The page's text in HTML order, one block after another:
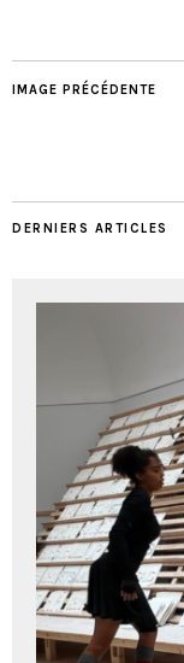
IMAGE PRÉCÉDENTE
DERNIERS ARTICLES